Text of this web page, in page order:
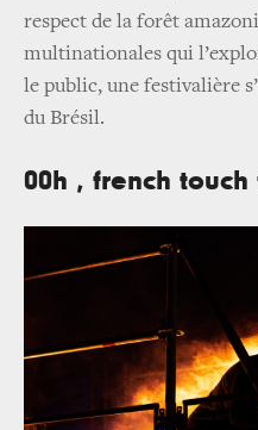
respect de la forêt
multinationales qui
le public, une festivalière
du Brésil.
00h , french